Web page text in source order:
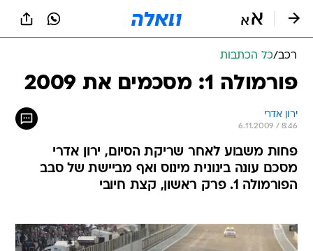
רכב/כל הכתבות
פורמולה 1: מסכמים את 2009
ירון אדרי
6.11.2009 / 8:46
פחות משבוע לאחר שריקת הסיום, ירון אדרי
מסכם עונה בינונית מינוס ואף מביישת של סבב
הפורמולה 1. פרק ראשון, קצת חיובי